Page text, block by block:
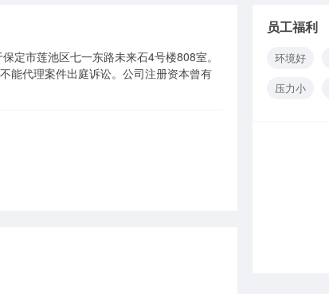
定市莲池区七一东路未来石4号楼808室。
能代理案件出庭诉讼。公司注册资本曾有
员工福利
环境好
压力小